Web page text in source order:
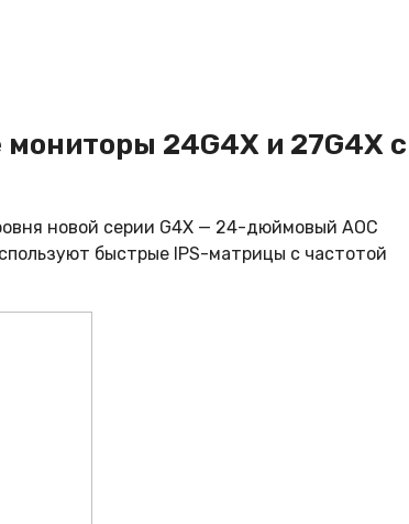
24G4X и 27G4X с
новой серии G4X — 24-дюймовый AOC
быстрые IPS-матрицы с частотой